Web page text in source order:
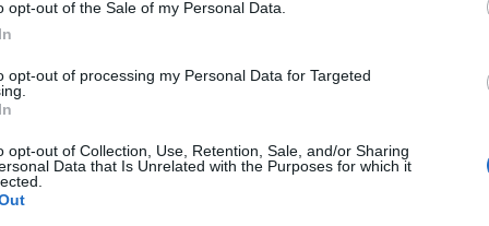
opt-out of the Sale of my Personal Data.
opt-out of processing my Personal Data for Targeted
opt-out of Collection, Use, Retention, Sale, and/or Sharing
Data that Is Unrelated with the Purposes for which it
του
παίκτριες τηςΚικής Λιόσηέχασαν άλλη μία
στο τέλος της τρίτης περιόδου, χωρίς να